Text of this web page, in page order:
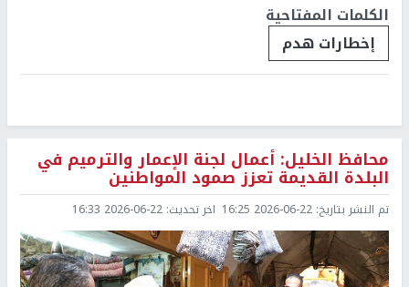
الكلمات المفتاحية
إخطارات هدم
محافظ الخليل: أعمال لجنة الإعمار والترميم في
البلدة القديمة تعزز صمود المواطنين
تم النشر بتاريخ: 2026-06-22 16:25 اخر تحديث: 2026-06-22 16:33